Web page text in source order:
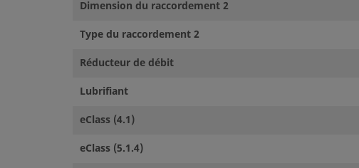
Dimension du raccordement 2
Type du raccordement 2
Réducteur de débit
Lubrifiant
eClass (4.1)
eClass (5.1.4)